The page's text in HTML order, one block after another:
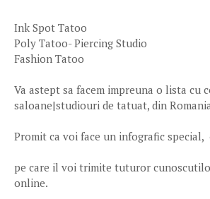
Ink Spot Tatoo
Poly Tatoo- Piercing Studio
Fashion Tatoo
Va astept sa facem impreuna o lista cu
saloane|studiouri de tatuat, din
Promit ca voi face un infografic special,
pe care il voi trimite tuturor
online.